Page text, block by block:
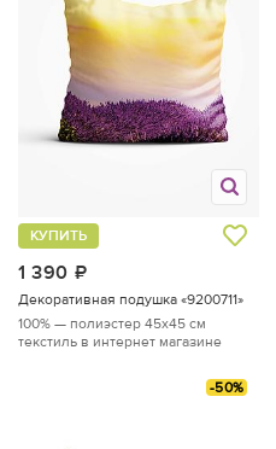
1 390
КУПИТЬ
Декоративная подушка «9200711»
100% — полиэстер 45x45 см
текстиль в интернет магазине
-50%